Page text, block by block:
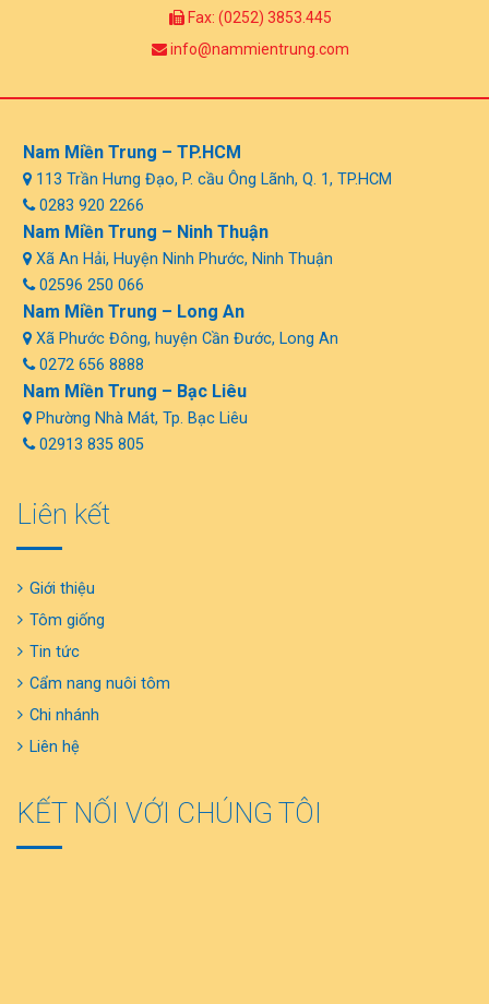
Fax: (0252) 3853.445
info@nammientrung.com
Nam Miền Trung – TP.HCM
113 Trần Hưng Đạo, P. cầu Ông Lãnh, Q. 1, TP.HCM
0283 920 2266
Nam Miền Trung – Ninh Thuận
Xã An Hải, Huyện Ninh Phước, Ninh Thuận
02596 250 066
Nam Miền Trung – Long An
Xã Phước Đông, huyện Cần Đước, Long An
0272 656 8888
Nam Miền Trung – Bạc Liêu
Phường Nhà Mát, Tp. Bạc Liêu
02913 835 805
Liên kết
Giới thiệu
Tôm giống
Tin tức
Cẩm nang nuôi tôm
Chi nhánh
Liên hệ
KẾT NỐI VỚI CHÚNG TÔI